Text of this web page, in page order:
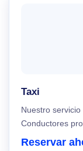
Taxi
Nuestro
Conductores
Reservar